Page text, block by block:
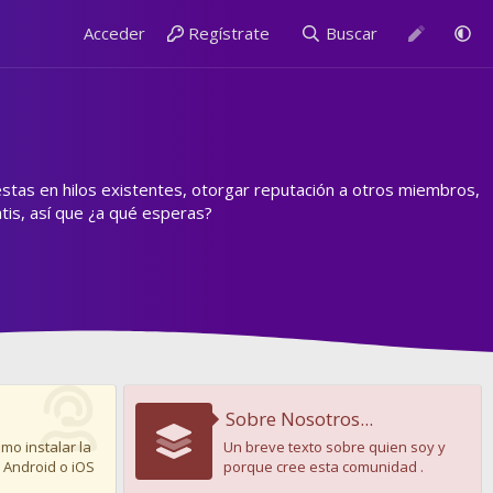
Acceder Regístrate Buscar
en hilos existentes, otorgar reputación a otros miembros,
así que ¿a qué esperas?
instalar la
o iOS
Sobre Nosotros...
Un breve texto sobre quien soy y
porque cree esta comunidad .